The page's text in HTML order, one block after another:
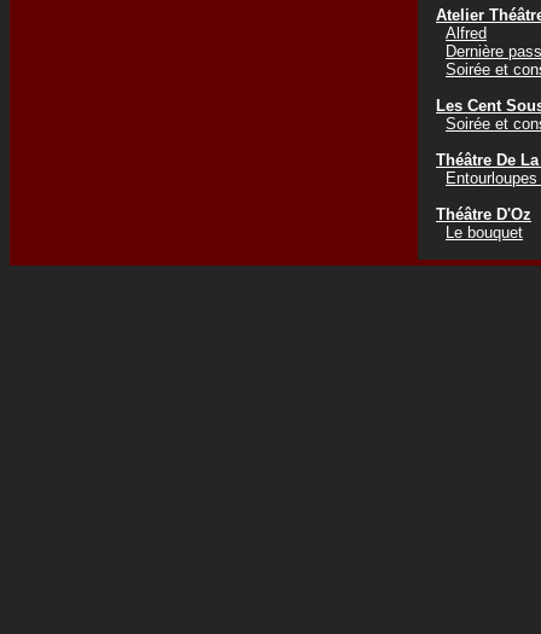
Atelier
Alfred
Dernière
Soirée et
Les Cent
Soirée et
Théâtre De
Théâtre D'Oz
Le bouquet